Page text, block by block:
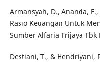
Armansyah, D., Ananda,
Rasio Keuangan Untuk
Sumber Alfaria Trijaya Tbk
Destiani, T., & Hendriyani,